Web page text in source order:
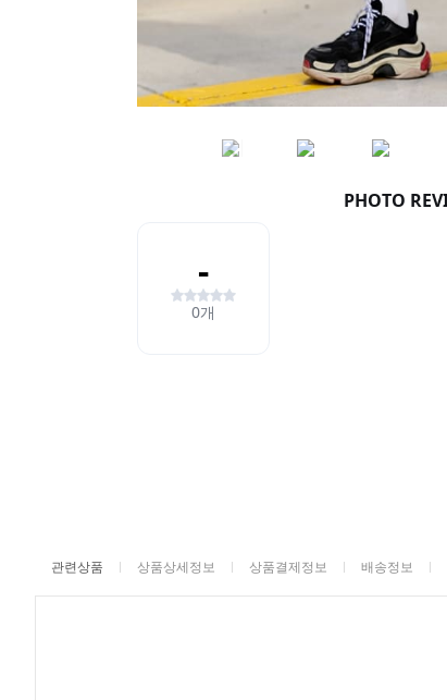
관련상품 상품상세정보 상품결제정보 배송정보